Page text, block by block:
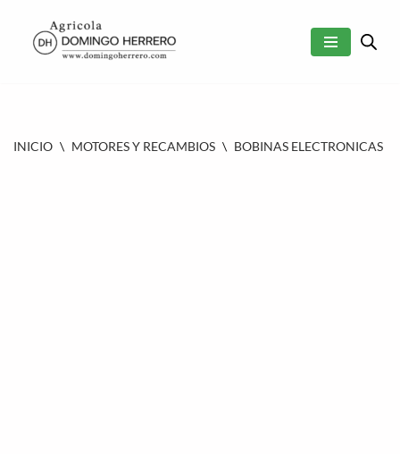
SALTAR
INICIO \ MOTORES Y RECAMBIOS \ BOBINAS ELECTRONICAS